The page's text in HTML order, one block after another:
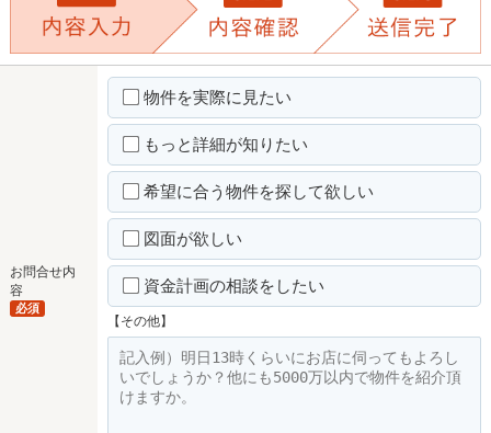
お問合せ内
容
必須
物件を実際に見たい
もっと詳細が知りたい
希望に合う物件を探して欲しい
図面が欲しい
資金計画の相談をしたい
【その他】